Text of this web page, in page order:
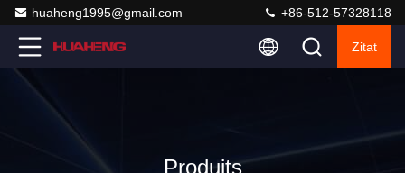
huaheng1995@gmail.com +86-512-57328118
Zitat
Produits